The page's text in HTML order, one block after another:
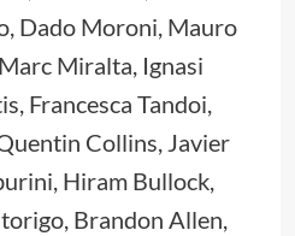
Dado Moroni, Mauro
Miralta, Ignasi
Francesca Tandoi,
Collins, Javier
Hiram Bullock,
Brandon Allen,